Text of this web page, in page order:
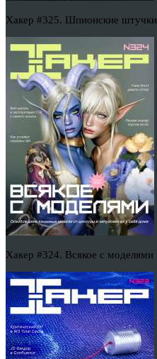
Хакер #325. Шпионские штучки
Хакер #324. Всякое с моделями